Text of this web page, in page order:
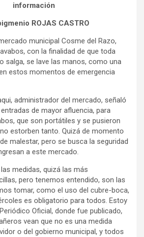
información
ROJAS CASTRO
municipal Cosme del Razo,
con la finalidad de que toda
salga, se lave las manos, como una
estos momentos de emergencia
administrador del mercado, señaló
de mayor afluencia, para
que son portátiles y se pusieron
estorben tanto. Quizá de momento
malestar, pero se busca la seguridad
a este mercado.
medidas, quizá las más
pero tenemos entendido, son las
tomar, como el uso del cubre-boca,
es obligatorio para todos. Estoy
Oficial, donde fue publicado,
vean que no es una medida
o del gobierno municipal, y todos